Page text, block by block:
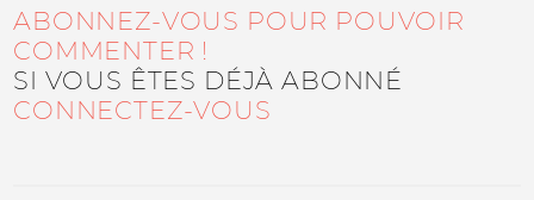
ABONNEZ-VOUS POUR POUVOIR
COMMENTER !
SI VOUS ÊTES DÉJÀ ABONNÉ
CONNECTEZ-VOUS